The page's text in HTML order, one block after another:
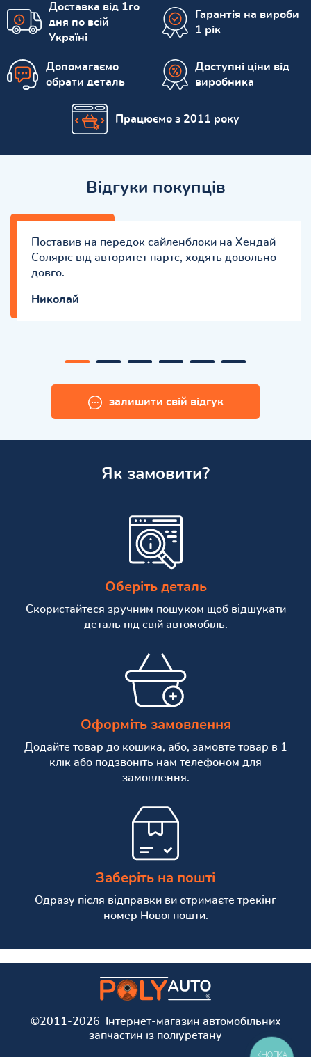
Доставка від 1го
дня по всій
Україні
Гарантія на вироби
1 рік
Допомагаємо
обрати деталь
Доступні ціни від
виробника
Працюємо з 2011 року
Відгуки покупців
Поставив на передок сайленблоки на Хендай
Соляріс від авторитет партс, ходять довольно
довго.
Николай
залишити свій відгук
Як замовити?
Оберіть деталь
Скористайтеся зручним пошуком щоб відшукати
деталь під свій автомобіль.
Оформіть замовлення
Додайте товар до кошика, або, замовте товар в 1
клік або подзвоніть нам телефоном для
замовлення.
Заберіть на пошті
Одразу після відправки ви отримаєте трекінг
номер Нової пошти.
©2011-2026 Інтернет-магазин автомобільних
запчастин із поліуретану
КНОПКА